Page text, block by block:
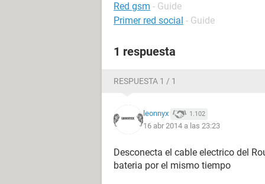
Red gsm - Guide
Primer red social - Guide
1 respuesta
RESPUESTA 1 / 1
leonnyx 1.102
16 abr 2014 a las 23:23
Desconecta el cable electrico del
bateria por el mismo tiempo